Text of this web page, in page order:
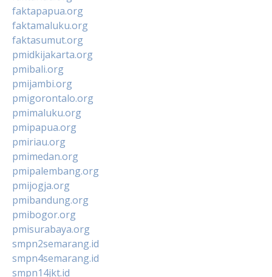
faktapapua.org
faktamaluku.org
faktasumut.org
pmidkijakarta.org
pmibali.org
pmijambi.org
pmigorontalo.org
pmimaluku.org
pmipapua.org
pmiriau.org
pmimedan.org
pmipalembang.org
pmijogja.org
pmibandung.org
pmibogor.org
pmisurabaya.org
smpn2semarang.id
smpn4semarang.id
smpn14jkt.id